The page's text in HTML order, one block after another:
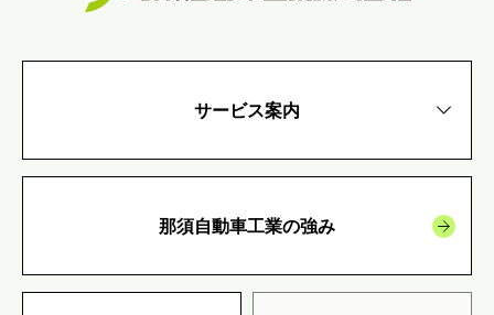
サービス案内
那須自動車工業の強み